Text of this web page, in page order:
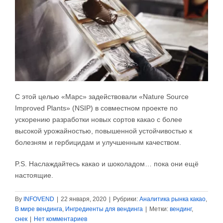
С этой целью «Марс» задействовали «Nature Source
Improved Plants» (NSIP) в совместном проекте по
ускорению разработки новых сортов какао с более
высокой урожайностью, повышенной устойчивостью к
болезням и гербицидам и улучшенным качеством.
P.S. Наслаждайтесь какао и шоколадом… пока они ещё
настоящие.
By INFOVEND 22 января, 2020 Рубрики: Аналитика рынка какао,
В мире вендинга, Ингредиенты для вендинга Метки: вендинг,
снек
Нет комментариев